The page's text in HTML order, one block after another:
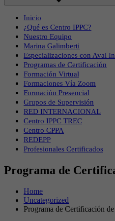
Inicio
¿Qué es Centro IPPC?
Nuestro Equipo
Marina Galimberti
Especializaciones con Aval
Programas de Certificación
Formación Virtual
Formaciones Vía Zoom
Formación Presencial
Grupos de Supervisión
RED INTERNACIONAL
Centro IPPC TREC
Centro CPPA
REDEPP
Profesionales Certificados
Programa de
Home
Uncategorized
Programa de Certificación